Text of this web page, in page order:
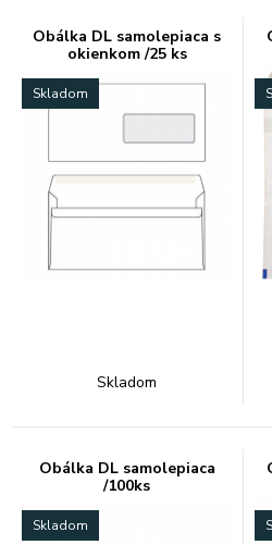
Obálka DL samolepiaca s
okienkom /25 ks
Skladom
Skladom
Obálka DL samolepiaca
/100ks
Skladom